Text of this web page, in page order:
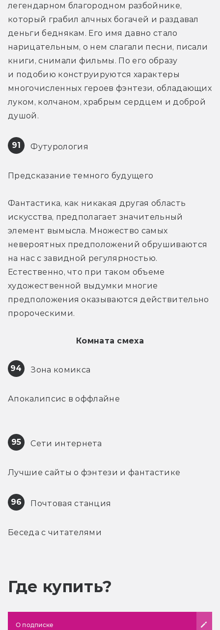
легендарном благородном разбойнике,
который грабил алчных богачей и раздавал
деньги беднякам. Его имя давно стало
нарицательным, о нем слагали песни, писали
книги, снимали фильмы. По его образу
и подобию конструируются характеры
многочисленных героев фэнтези, обладающих
луком, колчаном, храбрым сердцем и доброй
душой.
91 Футурология
Предсказание темного будущего
Фантастика, как никакая другая область
искусства, предполагает значительный
элемент вымысла. Множество самых
невероятных предположений обрушиваются
на нас с завидной регулярностью.
Естественно, что при таком объеме
художественной выдумки многие
предположения оказываются действительно
пророческими.
Комната смеха
94 Зона комикса
Апокалипсис в оффлайне
95 Сети интернета
Лучшие сайты о фэнтези и фантастике
96 Почтовая станция
Беседа с читателями
Где купить?
О подписке